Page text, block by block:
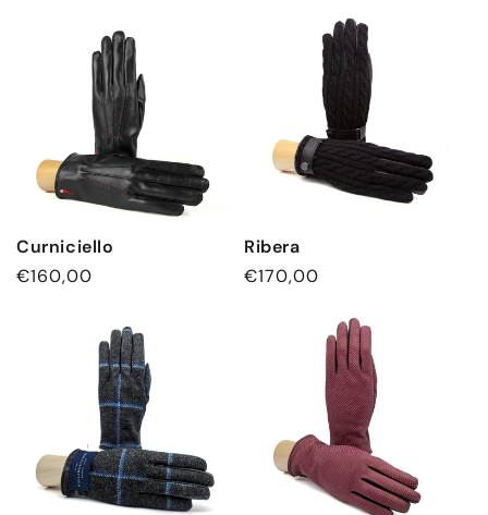
Curniciello
Normaler
€160,00
Ribera
Normaler
€170,00